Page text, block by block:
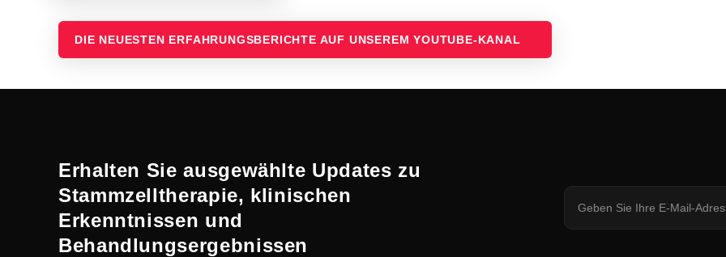
DIE NEUESTEN ERFAHRUNGSBERICHTE AUF UNSEREM YOUTUBE-KANAL
Erhalten Sie ausgewählte Updates zu
Stammzelltherapie, klinischen
Erkenntnissen und
Behandlungsergebnissen